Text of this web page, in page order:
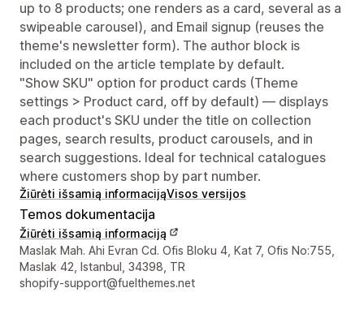
up to 8 products; one renders as a card, several as a
swipeable carousel), and Email signup (reuses the
theme's newsletter form). The author block is
included on the article template by default.
"Show SKU" option for product cards (Theme
settings > Product card, off by default) — displays
each product's SKU under the title on collection
pages, search results, product carousels, and in
search suggestions. Ideal for technical catalogues
where customers shop by part number.
Žiūrėti išsamią informacijąVisos versijos
Temos dokumentacija
Žiūrėti išsamią informaciją
Kūrėjo kontaktiniai duomenys
Maslak Mah. Ahi Evran Cd. Ofis Bloku 4, Kat 7, Ofis No:755,
Maslak 42, Istanbul, 34398, TR
shopify-support@fuelthemes.net